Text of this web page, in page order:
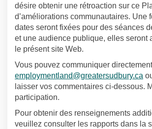
désire obtenir une rétroaction sur ce
d’améliorations communautaires. Une
dates seront fixées pour des séances
et une audience publique, elles seront
le présent site Web.
Vous pouvez communiquer
employmentland@greatersudbury.ca
laisser vos commentaires ci-dessous.
participation.
Pour obtenir des renseignements
veuillez consulter les rapports dans la